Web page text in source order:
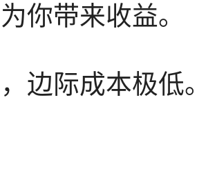
你带来收益。
边际成本极低。